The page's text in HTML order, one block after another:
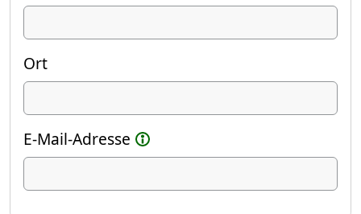
Ort
E-Mail-Adresse